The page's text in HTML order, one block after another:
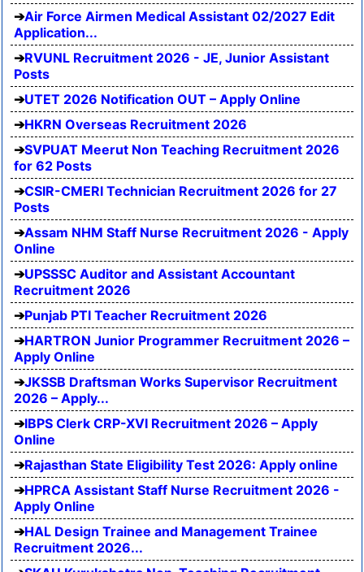
Air Force Airmen Medical Assistant 02/2027 Edit
Application...
RVUNL Recruitment 2026 - JE, Junior Assistant
Posts
UTET 2026 Notification OUT – Apply Online
HKRN Overseas Recruitment 2026
SVPUAT Meerut Non Teaching Recruitment 2026
for 62 Posts
CSIR-CMERI Technician Recruitment 2026 for 27
Posts
Assam NHM Staff Nurse Recruitment 2026 - Apply
Online
UPSSSC Auditor and Assistant Accountant
Recruitment 2026
Punjab PTI Teacher Recruitment 2026
HARTRON Junior Programmer Recruitment 2026 –
Apply Online
JKSSB Draftsman Works Supervisor Recruitment
2026 – Apply...
IBPS Clerk CRP-XVI Recruitment 2026 – Apply
Online
Rajasthan State Eligibility Test 2026: Apply online
HPRCA Assistant Staff Nurse Recruitment 2026 -
Apply Online
HAL Design Trainee and Management Trainee
Recruitment 2026...